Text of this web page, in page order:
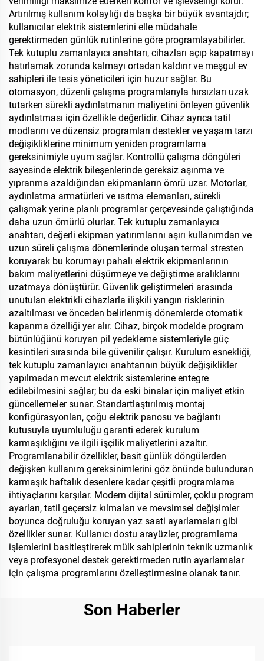
Artırılmış kullanım kolaylığı da başka bir büyük avantajdır;
kullanıcılar elektrik sistemlerini elle müdahale
gerektirmeden günlük rutinlerine göre programlayabilirler.
Tek kutuplu zamanlayıcı anahtarı, cihazları açıp kapatmayı
hatırlamak zorunda kalmayı ortadan kaldırır ve meşgul ev
sahipleri ile tesis yöneticileri için huzur sağlar. Bu
otomasyon, düzenli çalışma programlarıyla hırsızları uzak
tutarken sürekli aydınlatmanın maliyetini önleyen güvenlik
aydınlatması için özellikle değerlidir. Cihaz ayrıca tatil
modlarını ve düzensiz programları destekler ve yaşam tarzı
değişikliklerine minimum yeniden programlama
gereksinimiyle uyum sağlar. Kontrollü çalışma döngüleri
sayesinde elektrik bileşenlerinde gereksiz aşınma ve
yıpranma azaldığından ekipmanların ömrü uzar. Motorlar,
aydınlatma armatürleri ve ısıtma elemanları, sürekli
çalışmak yerine planlı programlar çerçevesinde çalıştığında
daha uzun ömürlü olurlar. Tek kutuplu zamanlayıcı
anahtarı, değerli ekipman yatırımlarını aşırı kullanımdan ve
uzun süreli çalışma dönemlerinde oluşan termal stresten
koruyarak bu korumayı pahalı elektrik ekipmanlarının
bakım maliyetlerini düşürmeye ve değiştirme aralıklarını
uzatmaya dönüştürür. Güvenlik geliştirmeleri arasında
unutulan elektrikli cihazlarla ilişkili yangın risklerinin
azaltılması ve önceden belirlenmiş dönemlerde otomatik
kapanma özelliği yer alır. Cihaz, birçok modelde program
bütünlüğünü koruyan pil yedekleme sistemleriyle güç
kesintileri sırasında bile güvenilir çalışır. Kurulum esnekliği,
tek kutuplu zamanlayıcı anahtarının büyük değişiklikler
yapılmadan mevcut elektrik sistemlerine entegre
edilebilmesini sağlar; bu da eski binalar için maliyet etkin
güncellemeler sunar. Standartlaştırılmış montaj
konfigürasyonları, çoğu elektrik panosu ve bağlantı
kutusuyla uyumluluğu garanti ederek kurulum
karmaşıklığını ve ilgili işçilik maliyetlerini azaltır.
Programlanabilir özellikler, basit günlük döngülerden
değişken kullanım gereksinimlerini göz önünde bulunduran
karmaşık haftalık desenlere kadar çeşitli programlama
ihtiyaçlarını karşılar. Modern dijital sürümler, çoklu program
ayarları, tatil geçersiz kılmaları ve mevsimsel değişimler
boyunca doğruluğu koruyan yaz saati ayarlamaları gibi
özellikler sunar. Kullanıcı dostu arayüzler, programlama
işlemlerini basitleştirerek mülk sahiplerinin teknik uzmanlık
veya profesyonel destek gerektirmeden rutin ayarlamalar
için çalışma programlarını özelleştirmesine olanak tanır.
Son Haberler